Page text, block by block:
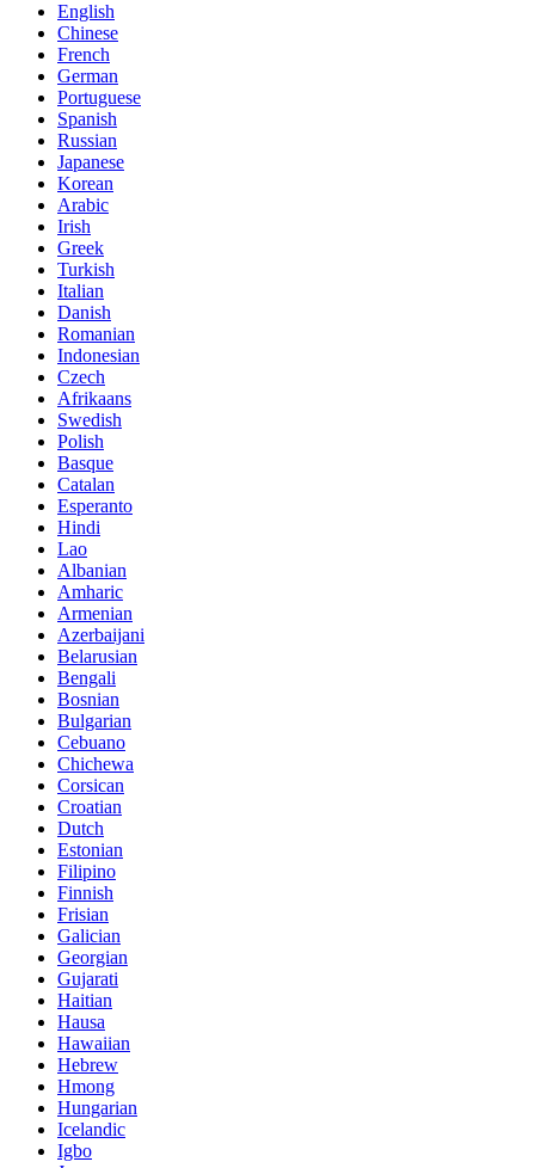
English
Chinese
French
German
Portuguese
Spanish
Russian
Japanese
Korean
Arabic
Irish
Greek
Turkish
Italian
Danish
Romanian
Indonesian
Czech
Afrikaans
Swedish
Polish
Basque
Catalan
Esperanto
Hindi
Lao
Albanian
Amharic
Armenian
Azerbaijani
Belarusian
Bengali
Bosnian
Bulgarian
Cebuano
Chichewa
Corsican
Croatian
Dutch
Estonian
Filipino
Finnish
Frisian
Galician
Georgian
Gujarati
Haitian
Hausa
Hawaiian
Hebrew
Hmong
Hungarian
Icelandic
Igbo